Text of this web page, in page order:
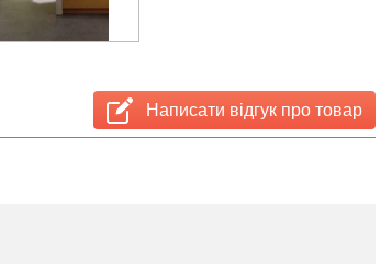
Написати відгук про товар